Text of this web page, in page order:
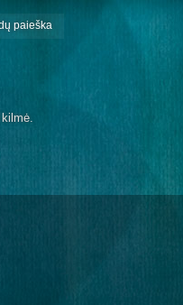
paieška